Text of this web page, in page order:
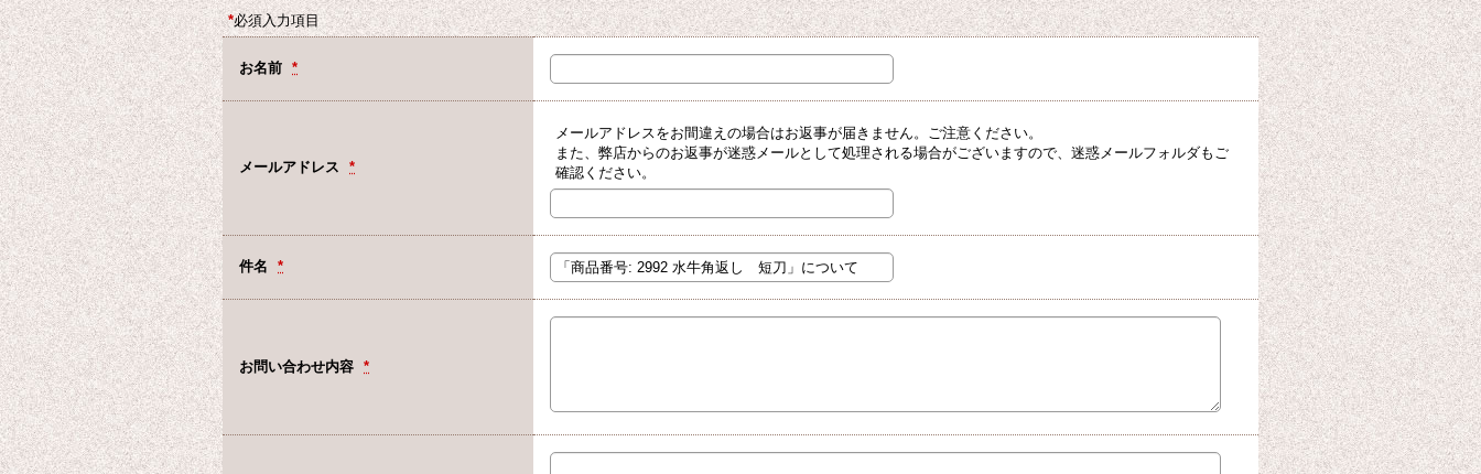
*必須入力項目
お名前 *
メールアドレス *
メールアドレスをお間違えの場合はお返事が届きません。ご注意ください。
また、弊店からのお返事が迷惑メールとして処理される場合がございますので、迷惑メールフォルダもご
確認ください。
件名 *
お問い合わせ内容 *